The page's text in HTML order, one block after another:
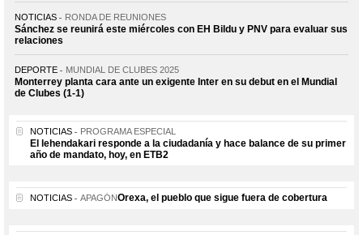
NOTICIAS RONDA DE REUNIONES
Sánchez se reunirá este miércoles con EH Bildu y PNV para evaluar sus
relaciones
DEPORTE MUNDIAL DE CLUBES 2025
Monterrey planta cara ante un exigente Inter en su debut en el Mundial
de Clubes (1-1)
NOTICIAS PROGRAMA ESPECIAL
El lehendakari responde a la ciudadanía y hace balance de su primer
año de mandato, hoy, en ETB2
NOTICIAS APAGÓNOrexa, el pueblo que sigue fuera de cobertura